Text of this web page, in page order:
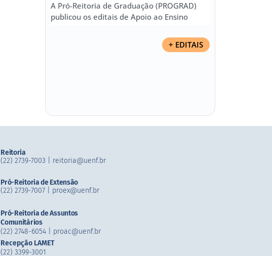
A Pró-Reitoria de Graduação (PROGRAD)
publicou os editais de Apoio ao Ensino
+ EDITAIS
Reitoria
(22) 2739-7003 |​ reitoria@uenf.br
Pró-Reitoria de Extensão
(22) 2739-7007​ | proex@uenf.br
Pró-Reitoria de Assuntos
Comunitários
(22) 2748-6054​ | proac@uenf.br
Recepção LAMET
(22) 3399-3001